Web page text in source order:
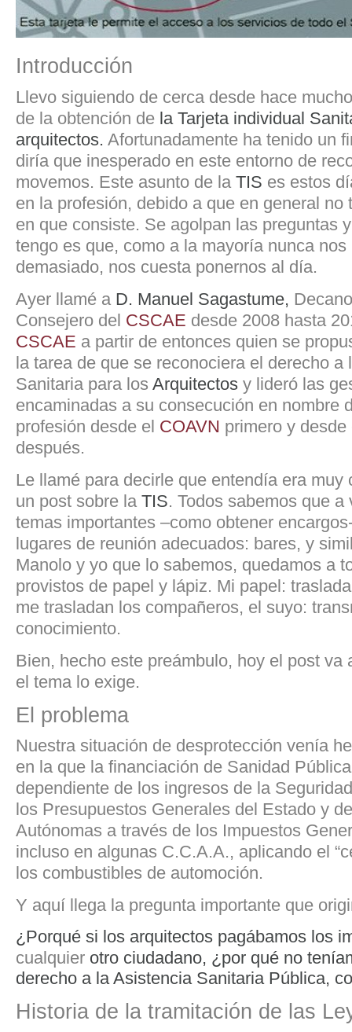
Introducción
Llevo siguiendo de cerca desde hace
de la obtención de la Tarjeta individual
arquitectos. Afortunadamente ha tenido un
diría que inesperado en este entorno de
movemos. Este asunto de la TIS es estos
en la profesión, debido a que en general no
en que consiste. Se agolpan las preguntas
tengo es que, como a la mayoría nunca
demasiado, nos cuesta ponernos al día.
Ayer llamé a D. Manuel Sagastume,
Consejero del CSCAE desde 2008 hasta
CSCAE a partir de entonces quien se
la tarea de que se reconociera el derecho a
Sanitaria para los Arquitectos y lideró las
encaminadas a su consecución en nombre
profesión desde el COAVN primero y
después.
Le llamé para decirle que entendía era muy
un post sobre la TIS. Todos sabemos que
temas importantes –como obtener
lugares de reunión adecuados: bares, y
Manolo y yo que lo sabemos, quedamos a
provistos de papel y lápiz. Mi papel:
me trasladan los compañeros, el suyo:
conocimiento.
Bien, hecho este preámbulo, hoy el post va
el tema lo exige.
El problema
Nuestra situación de desprotección venía
en la que la financiación de Sanidad
dependiente de los ingresos de la
los Presupuestos Generales del Estado y
Autónomas a través de los Impuestos
incluso en algunas C.C.A.A., aplicando el
los combustibles de automoción.
Y aquí llega la pregunta importante que
¿Porqué si los arquitectos pagábamos los
cualquier otro ciudadano, ¿por qué no
derecho a la Asistencia Sanitaria Pública,
Historia de la tramitación de las